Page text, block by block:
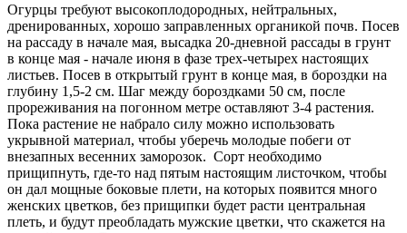
Огурцы требуют высокоплодородных, нейтральных,
дренированных, хорошо заправленных органикой почв. Посев
на рассаду в начале мая, высадка 20-дневной рассады в грунт
в конце мая - начале июня в фазе трех-четырех настоящих
листьев. Посев в открытый грунт в конце мая, в бороздки на
глубину 1,5-2 см. Шаг между бороздками 50 см, после
прореживания на погонном метре оставляют 3-4 растения.
Пока растение не набрало силу можно использовать
укрывной материал, чтобы уберечь молодые побеги от
внезапных весенних заморозок. Сорт необходимо
прищипнуть, где-то над пятым настоящим листочком, чтобы
он дал мощные боковые плети, на которых появится много
женских цветков, без прищипки будет расти центральная
плеть, и будут преобладать мужские цветки, что скажется на